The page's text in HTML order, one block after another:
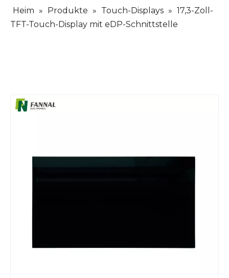
Heim » Produkte » Touch-Displays » 17,3-Zoll-
TFT-Touch-Display mit eDP-Schnittstelle